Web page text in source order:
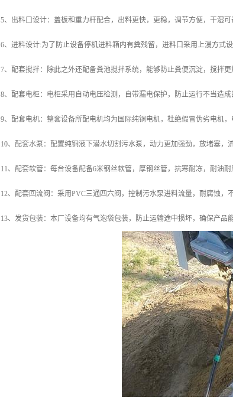
5、出料口设计：盖板和重力杆配合，出料更快，更稳，调节方便，干湿可
6、进料设计:为了防止设备停机进料箱内有粪残留，进料口采用上漫方式
7、配套搅拌：除此之外还配备粪池搅拌系统，能够防止粪便沉淀，搅拌
8、配套电柜：电柜采用自动电压检测，自带漏电保护，防止运行不当造成
9、配套电机：整套设备所配电机均为国际纯铜电机，杜绝假冒伪劣电机，
10、配套水泵：配置纯铜液下潜水切割污水泵，动力更加强劲，放堵塞，流
11、配套软管：每台设备配备6米钢丝软管，厚钢丝管，抗寒耐冻，耐油耐
12、配套回流阀：采用PVC三通四六阀，控制污水泵进料流量，耐腐蚀，不
13、发货包装：本厂设备均有气泡袋包装，防止运输途中损坏，确保产品